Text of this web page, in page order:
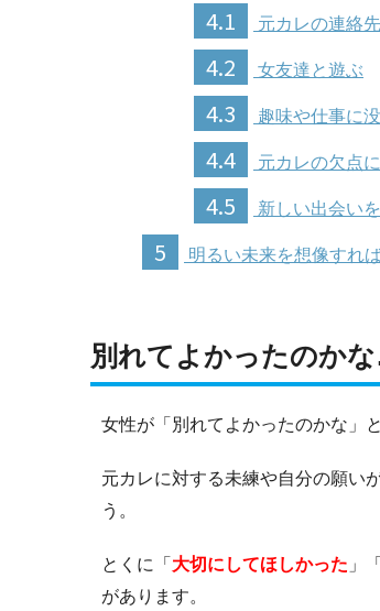
4.1 元カレの連絡
4.2 女友達と遊ぶ
4.3 趣味や仕事に
4.4 元カレの欠点
4.5 新しい出会い
5 明るい未来を想像すれ
別れてよかったのか
女性が「別れてよかったのかな」
元カレに対する未練や自分の願い
う。
とくに「 大切にしてほしかった 」「
があります。